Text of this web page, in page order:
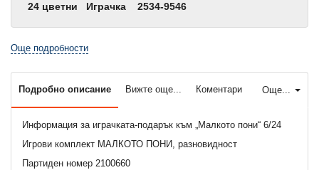
24 цветни
Играчка
2534-9546
Още подробности
Още...
Подробно описание Вижте още... Коментари
Информация за играчката-подарък към „Малкото пони“ 6/24
Игрови комплект МАЛКОТО ПОНИ, разновидност
Партиден номер 2100660